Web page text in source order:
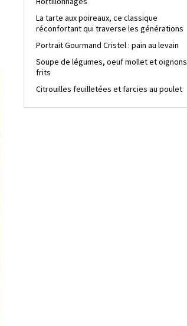
La tarte aux poireaux, ce classique
réconfortant qui traverse les générations
Portrait Gourmand Cristel : pain au levain
Soupe de légumes, oeuf mollet et oignons
frits
Citrouilles feuilletées et farcies au poulet